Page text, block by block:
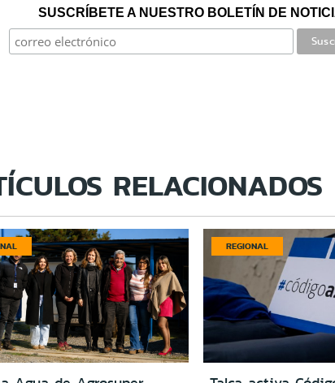
SUSCRÍBETE A NUESTRO BOLETÍN DE
RELACIONADOS
REGIONAL